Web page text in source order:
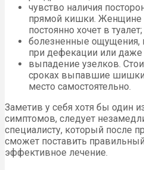
чувство наличия
прямой кишки. Женщине
постоянно хочет в туалет;
болезненные ощущения,
при дефекации или даже
выпадение узелков.
сроках выпавшие шишки
место самостоятельно.
Заметив у себя хотя бы один
симптомов, следует
специалисту, который после
сможет поставить
эффективное лечение.